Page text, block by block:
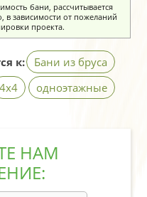
бани, рассчитывается
в зависимости от пожеланий
проекта.
к:
Бани из бруса
одноэтажные
4х4
НАМ